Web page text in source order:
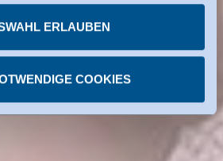
USA dienen. Die eingesetzten US-
dazu finden Sie bei den
jederzeit
ERLAUBEN
COOKIES